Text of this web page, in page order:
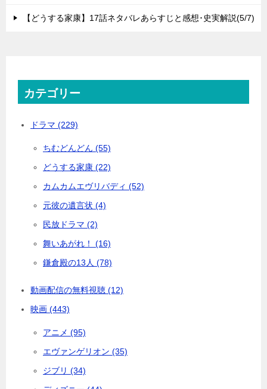
【どうする家康】17話ネタバレあらすじと感想･史実解説(5/7)
カテゴリー
ドラマ (229)
ちむどんどん (55)
どうする家康 (22)
カムカムエヴリバディ (52)
元彼の遺言状 (4)
民放ドラマ (2)
舞いあがれ！ (16)
鎌倉殿の13人 (78)
動画配信の無料視聴 (12)
映画 (443)
アニメ (95)
エヴァンゲリオン (35)
ジブリ (34)